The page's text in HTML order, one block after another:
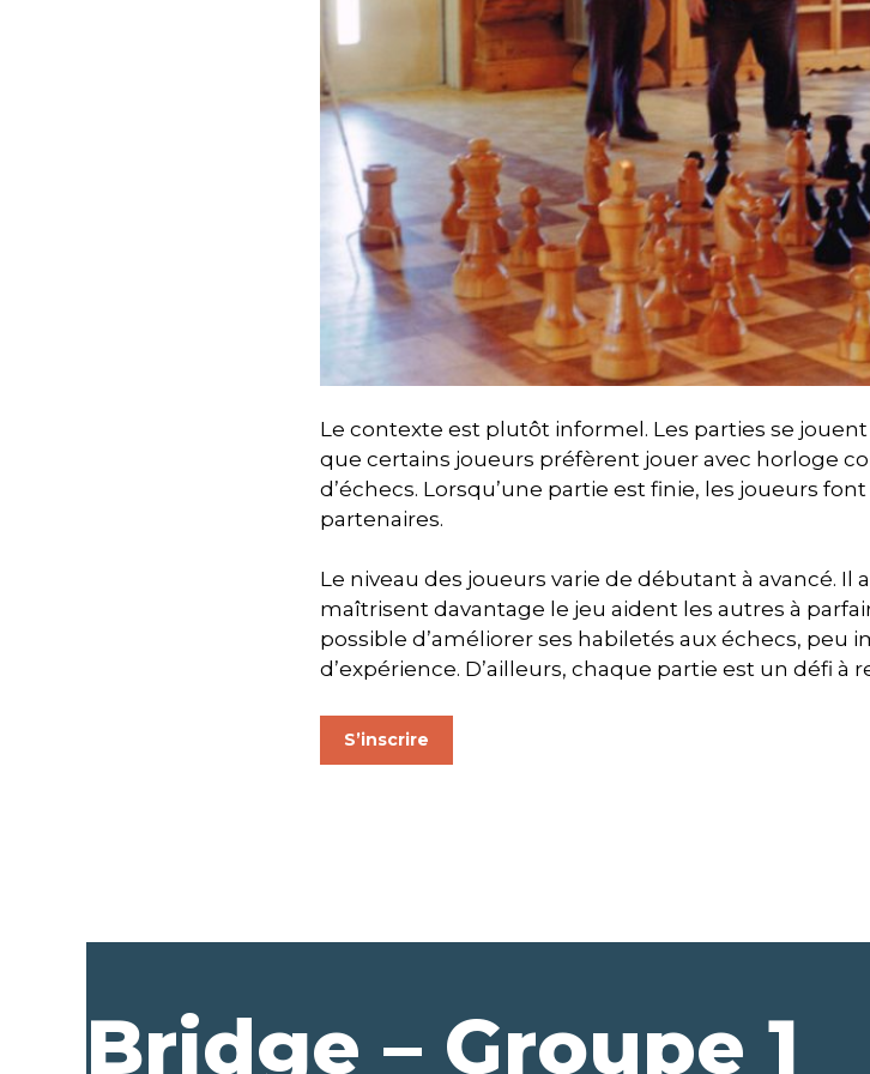
Le contexte est plutôt informel. Les parties se
que certains joueurs préfèrent jouer avec horloge
d’échecs. Lorsqu’une partie est finie, les joueurs
partenaires.
Le niveau des joueurs varie de débutant à avancé. Il
maîtrisent davantage le jeu aident les autres à
possible d’améliorer ses habiletés aux échecs, peu
d’expérience. D’ailleurs, chaque partie est un défi à
S’inscrire
Bridge – Groupe 1